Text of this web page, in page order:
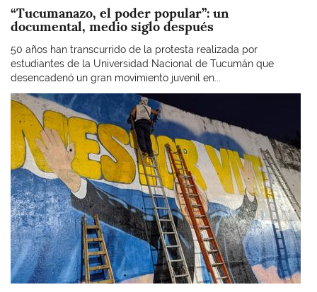
“Tucumanazo, el poder popular”: un
documental, medio siglo después
50 años han transcurrido de la protesta realizada por
estudiantes de la Universidad Nacional de Tucumán que
desencadenó un gran movimiento juvenil en...
Imagen